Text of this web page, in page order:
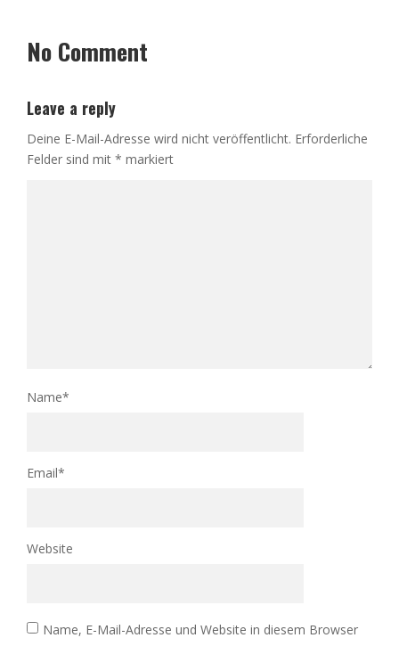
No Comment
Leave a reply
Deine E-Mail-Adresse wird nicht veröffentlicht. Erforderliche
Felder sind mit * markiert
Name*
Email*
Website
Name, E-Mail-Adresse und Website in diesem Browser